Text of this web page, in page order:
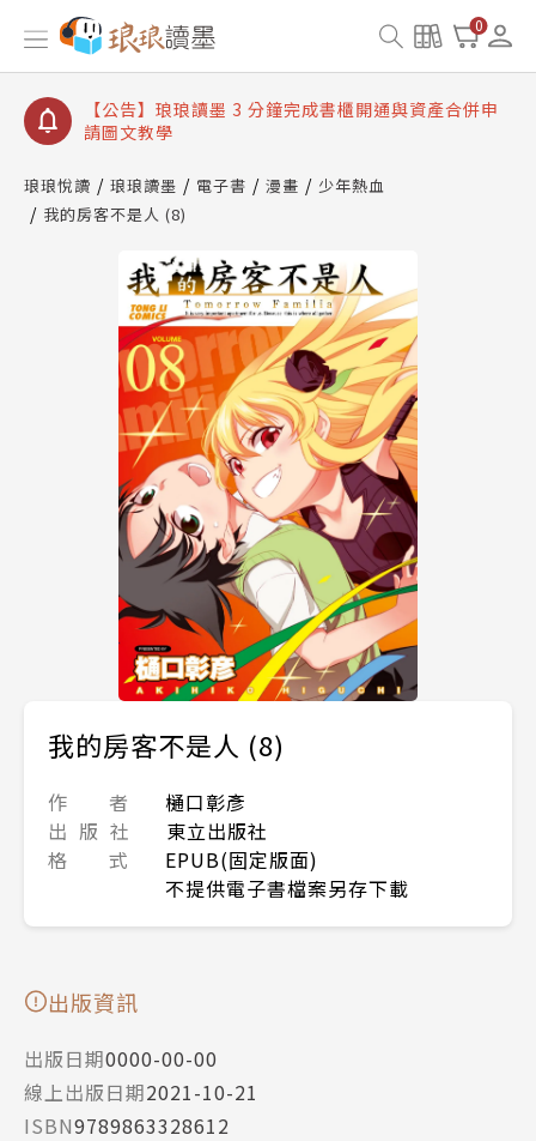
0
【公告】琅琅讀墨數位閱讀資產合併與書櫃開通申請
【公告】琅琅讀墨書櫃開通常見問題
【公告】琅琅讀墨 3 分鐘完成書櫃開通與資產合併申
請圖文教學
查詢
【公告】琅琅讀墨數位閱讀資產合併與書櫃開通申請
琅琅悅讀 琅琅讀墨 電子書 漫畫
少年熱血
我的房客不是人 (8)
我的房客不是人 (8)
作 者
樋口彰彥
出 版 社
東立出版社
格 式
EPUB(固定版面)
不提供電子書檔案另存下載
出版資訊
出版日期0000-00-00
線上出版日期2021-10-21
ISBN9789863328612